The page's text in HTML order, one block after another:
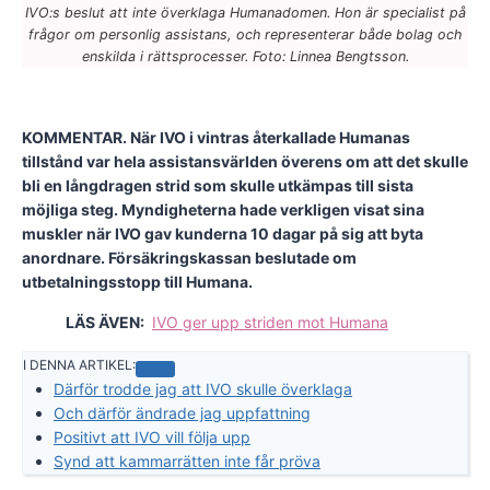
IVO:s beslut att inte överklaga Humanadomen. Hon är specialist på
frågor om personlig assistans, och representerar både bolag och
enskilda i rättsprocesser. Foto: Linnea Bengtsson.
KOMMENTAR. När IVO i vintras återkallade Humanas
tillstånd var hela assistansvärlden överens om att det skulle
bli en långdragen strid som skulle utkämpas till sista
möjliga steg. Myndigheterna hade verkligen visat sina
muskler när IVO gav kunderna 10 dagar på sig att byta
anordnare. Försäkringskassan beslutade om
utbetalningsstopp till Humana.
LÄS ÄVEN: IVO ger upp striden mot Humana
I DENNA ARTIKEL:
Därför trodde jag att IVO skulle överklaga
Och därför ändrade jag uppfattning
Positivt att IVO vill följa upp
Synd att kammarrätten inte får pröva